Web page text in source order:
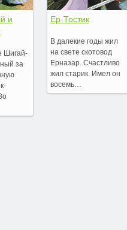
и
Шигай-
за
Ер-Тостик
В далекие годы жил
на свете скотовод
Ерназар. Счастливо
жил старик. Имел он
восемь…